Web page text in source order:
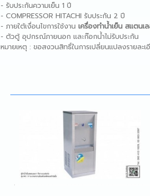
- รับประกันความเย็น 1 ปี
- COMPRESSOR HITACHI รับประกัน 2 ปี
- ภายใต้เงื่อนไขการใช้งาน เครื่องทําน้ําเย็น สแตนเ
- ตัวตู้ อุปกรณ์ภายนอก และก๊อกน้ําไม่รับประกัน
หมายเหตุ : ขอสงวนสิทธิ์ในการเปลี่ยนแปลงรายล